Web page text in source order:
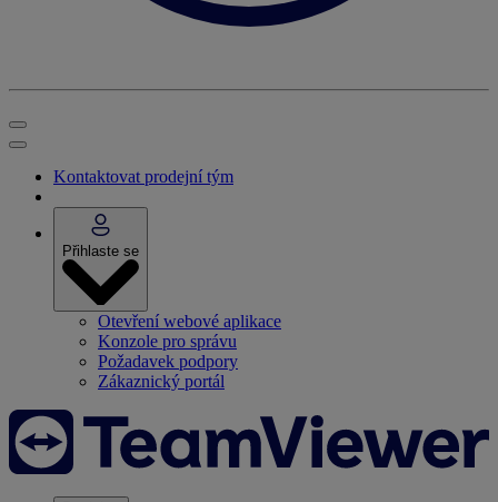
Kontaktovat prodejní tým
Přihlaste se
Otevření webové aplikace
Konzole pro správu
Požadavek podpory
Zákaznický portál